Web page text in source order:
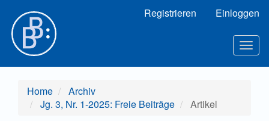
Hauptinhalt
Sidebar
Registrieren Einloggen
Home
Archiv
Jg. 3, Nr. 1-2025: Freie Beiträge
Artikel